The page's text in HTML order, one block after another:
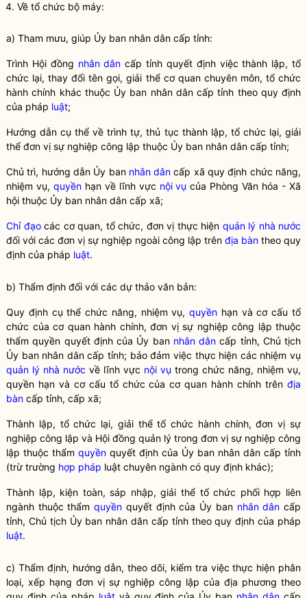
4. Về tổ chức bộ máy:
a) Tham mưu, giúp Ủy ban nhân dân cấp tỉnh:
Trình Hội đồng nhân dân cấp tỉnh quyết định việc thành lập, tổ
chức lại, thay đổi tên gọi, giải thể cơ quan chuyên môn, tổ chức
hành chính khác thuộc Ủy ban nhân dâncấp tỉnh theo quy định
của pháp luật;
Hướng dẫn cụ thể về trình tự, thủ tục thành lập, tổ chức lại, giải
thể đơn vị sự nghiệp công lập thuộc Ủy ban nhân dân cấp tỉnh;
Chủ trì, hướng dẫn Ủy ban nhân dân cấp xã quy định chức năng,
nhiệm vụ, quyềnhạn về lĩnh vực nội vụ của Phòng Văn hóa - Xã
hội thuộc Ủy ban nhân dân cấp xã;
Chỉ đạocác cơ quan, tổ chức, đơn vị thực hiện quản lý nhà nước
đối với các đơn vị sự nghiệp ngoài công lập trên địa bàn theo quy
định của pháp luật.
b) Thẩm định đối với các dự thảo văn bản:
Quy định cụ thể chức năng, nhiệm vụ,quyền hạn và cơ cấu tổ
chức của cơ quan hành chính, đơn vị sự nghiệp công lập thuộc
thẩmquyền quyết định của Ủy ban nhân dân cấp tỉnh, Chủ tịch
Ủy ban nhân dâncấp tỉnh; bảo đảm việc thực hiện các nhiệm vụ
quản lý nhà nước về lĩnh vực nội vụ trong chức năng, nhiệm vụ,
quyền hạn và cơ cấu tổ chức của cơ quan hành chính trên địa
bàn cấp tỉnh, cấp xã;
Thành lập, tổ chức lại, giải thể tổ chức hành chính, đơn vị sự
nghiệp công lập và Hội đồng quản lý trong đơn vị sự nghiệp công
lập thuộc thẩm quyền quyết định của Ủy ban nhân dân cấp tỉnh
(trừ trường hợp pháp luật chuyên ngành có quy định khác);
Thành lập, kiện toàn, sáp nhập, giải thể tổ chức phối hợp liên
ngành thuộc thẩmquyền quyết định của Ủy ban nhân dân cấp
tỉnh, Chủ tịch Ủy ban nhân dân cấp tỉnh theo quy định của pháp
luật.
c) Thẩm định, hướng dẫn, theo dõi, kiểm tra việc thực hiện phân
loại, xếp hạng đơn vị sự nghiệp công lập của địa phương theo